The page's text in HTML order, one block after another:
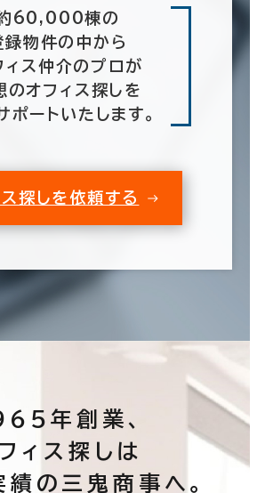
60,000棟の
録物件の中から
ィス仲介のプロが
のオフィス探しを
ポートいたします。
探しを依頼する
年創業、
ィス探しは
の三鬼商事へ。